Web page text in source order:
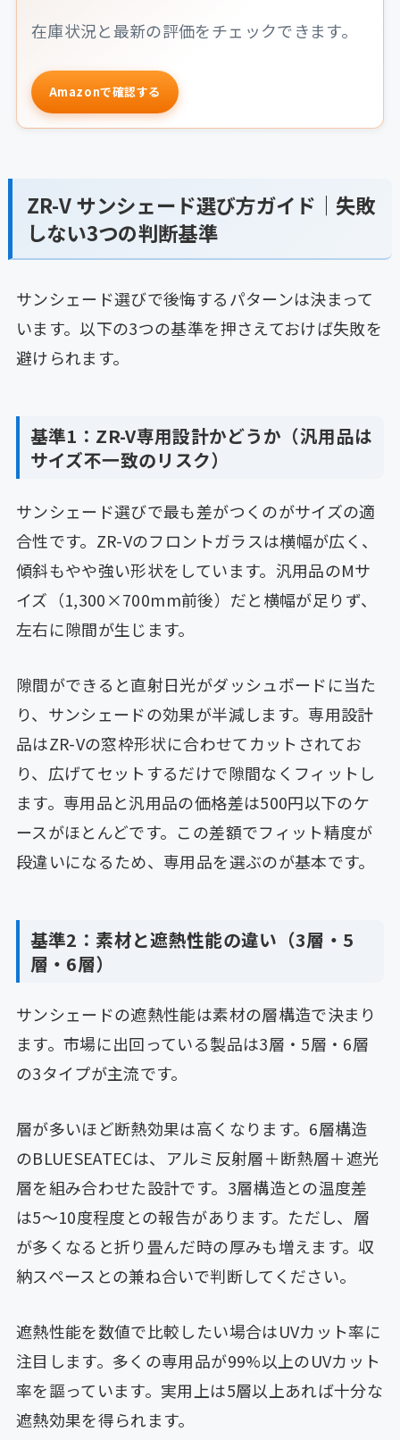
在庫状況と最新の評価をチェックできます。
Amazonで確認する
ZR-V サンシェード選び方ガイド｜失敗
しない3つの判断基準
サンシェード選びで後悔するパターンは決まって
います。以下の3つの基準を押さえておけば失敗を
避けられます。
基準1：ZR-V専用設計かどうか（汎用品は
サイズ不一致のリスク）
サンシェード選びで最も差がつくのがサイズの適
合性です。ZR-Vのフロントガラスは横幅が広く、
傾斜もやや強い形状をしています。汎用品のMサ
イズ（1,300×700mm前後）だと横幅が足りず、
左右に隙間が生じます。
隙間ができると直射日光がダッシュボードに当た
り、サンシェードの効果が半減します。専用設計
品はZR-Vの窓枠形状に合わせてカットされてお
り、広げてセットするだけで隙間なくフィットし
ます。専用品と汎用品の価格差は500円以下のケ
ースがほとんどです。この差額でフィット精度が
段違いになるため、専用品を選ぶのが基本です。
基準2：素材と遮熱性能の違い（3層・5
層・6層）
サンシェードの遮熱性能は素材の層構造で決まり
ます。市場に出回っている製品は3層・5層・6層
の3タイプが主流です。
層が多いほど断熱効果は高くなります。6層構造
のBLUESEATECは、アルミ反射層＋断熱層＋遮光
層を組み合わせた設計です。3層構造との温度差
は5〜10度程度との報告があります。ただし、層
が多くなると折り畳んだ時の厚みも増えます。収
納スペースとの兼ね合いで判断してください。
遮熱性能を数値で比較したい場合はUVカット率に
注目します。多くの専用品が99%以上のUVカット
率を謳っています。実用上は5層以上あれば十分な
遮熱効果を得られます。